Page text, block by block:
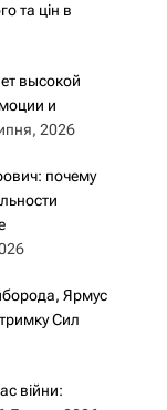
та цін в
высокой
и
2026
почему
Ярмус
Сил
війни: